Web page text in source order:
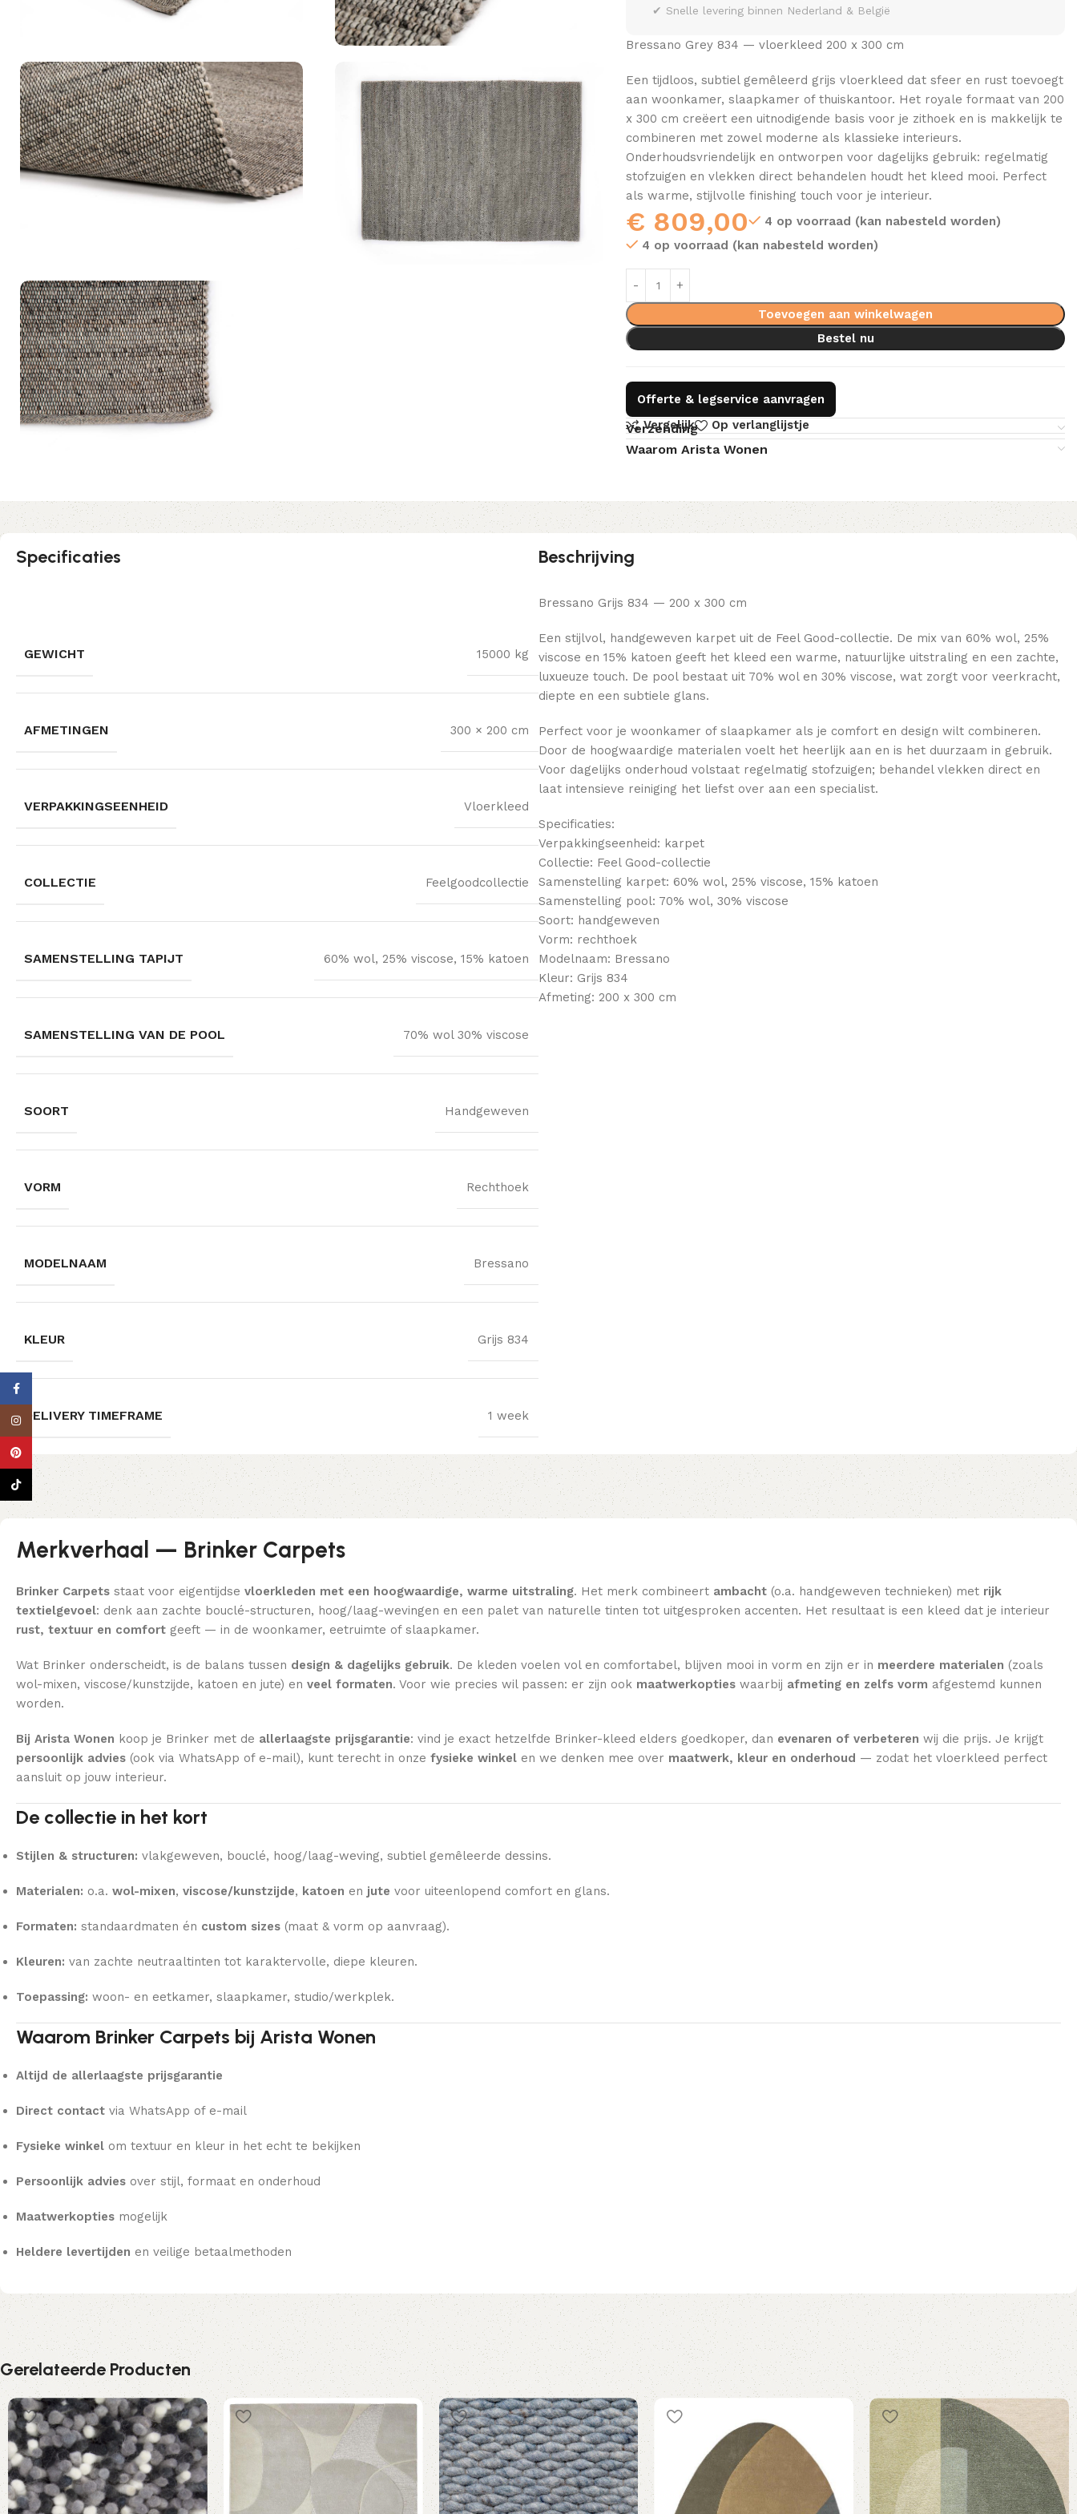
✔ Snelle levering binnen Nederland & België
Bressano Grey 834 — vloerkleed 200 x 300 cm
Een tijdloos, subtiel gemêleerd grijs vloerkleed dat sfeer en rust toevoegt
aan woonkamer, slaapkamer of thuiskantoor. Het royale formaat van 200
x 300 cm creëert een uitnodigende basis voor je zithoek en is makkelijk te
combineren met zowel moderne als klassieke interieurs.
Onderhoudsvriendelijk en ontworpen voor dagelijks gebruik: regelmatig
stofzuigen en vlekken direct behandelen houdt het kleed mooi. Perfect
als warme, stijlvolle finishing touch voor je interieur.
€ 809,00
4 op voorraad (kan nabesteld worden)
4 op voorraad (kan nabesteld worden)
Toevoegen aan winkelwagen
Bestel nu
Offerte & legservice aanvragen
Vergelijk
Op verlanglijstje
Verzending
Waarom Arista Wonen
Specificaties
GEWICHT 15000 kg
AFMETINGEN 300 × 200 cm
VERPAKKINGSEENHEID Vloerkleed
COLLECTIE Feelgoodcollectie
SAMENSTELLING TAPIJT 60% wol, 25% viscose, 15% katoen
SAMENSTELLING VAN DE POOL 70% wol 30% viscose
SOORT Handgeweven
VORM Rechthoek
MODELNAAM Bressano
KLEUR Grijs 834
DELIVERY TIMEFRAME 1 week
Beschrijving
Bressano Grijs 834 — 200 x 300 cm
Een stijlvol, handgeweven karpet uit de Feel Good-collectie. De mix van 60% wol, 25%
viscose en 15% katoen geeft het kleed een warme, natuurlijke uitstraling en een zachte,
luxueuze touch. De pool bestaat uit 70% wol en 30% viscose, wat zorgt voor veerkracht,
diepte en een subtiele glans.
Perfect voor je woonkamer of slaapkamer als je comfort en design wilt combineren.
Door de hoogwaardige materialen voelt het heerlijk aan en is het duurzaam in gebruik.
Voor dagelijks onderhoud volstaat regelmatig stofzuigen; behandel vlekken direct en
laat intensieve reiniging het liefst over aan een specialist.
Specificaties:
Verpakkingseenheid: karpet
Collectie: Feel Good-collectie
Samenstelling karpet: 60% wol, 25% viscose, 15% katoen
Samenstelling pool: 70% wol, 30% viscose
Soort: handgeweven
Vorm: rechthoek
Modelnaam: Bressano
Kleur: Grijs 834
Afmeting: 200 x 300 cm
Merkverhaal — Brinker Carpets
Brinker Carpets staat voor eigentijdse vloerkleden met een hoogwaardige, warme uitstraling. Het merk combineert ambacht (o.a. handgeweven technieken) met rijk
textielgevoel: denk aan zachte bouclé-structuren, hoog/laag-wevingen en een palet van naturelle tinten tot uitgesproken accenten. Het resultaat is een kleed dat je interieur
rust, textuur en comfort geeft — in de woonkamer, eetruimte of slaapkamer.
Wat Brinker onderscheidt, is de balans tussen design & dagelijks gebruik. De kleden voelen vol en comfortabel, blijven mooi in vorm en zijn er in meerdere materialen (zoals
wol-mixen, viscose/kunstzijde, katoen en jute) en veel formaten. Voor wie precies wil passen: er zijn ook maatwerkopties waarbij afmeting en zelfs vorm afgestemd kunnen
worden.
Bij Arista Wonen koop je Brinker met de allerlaagste prijsgarantie: vind je exact hetzelfde Brinker-kleed elders goedkoper, dan evenaren of verbeteren wij die prijs. Je krijgt
persoonlijk advies (ook via WhatsApp of e-mail), kunt terecht in onze fysieke winkel en we denken mee over maatwerk, kleur en onderhoud — zodat het vloerkleed perfect
aansluit op jouw interieur.
De collectie in het kort
Stijlen & structuren: vlakgeweven, bouclé, hoog/laag-weving, subtiel gemêleerde dessins.
Materialen: o.a. wol-mixen, viscose/kunstzijde, katoen en jute voor uiteenlopend comfort en glans.
Formaten: standaardmaten én custom sizes (maat & vorm op aanvraag).
Kleuren: van zachte neutraaltinten tot karaktervolle, diepe kleuren.
Toepassing: woon- en eetkamer, slaapkamer, studio/werkplek.
Waarom Brinker Carpets bij Arista Wonen
Altijd de allerlaagste prijsgarantie
Direct contact via WhatsApp of e-mail
Fysieke winkel om textuur en kleur in het echt te bekijken
Persoonlijk advies over stijl, formaat en onderhoud
Maatwerkopties mogelijk
Heldere levertijden en veilige betaalmethoden
Gerelateerde Producten
Instagram
Pinterest
TikTok